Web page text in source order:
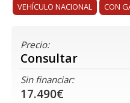
VEHÍCULO NACIONAL CON
Precio:
Consultar
Sin financiar:
17.490€